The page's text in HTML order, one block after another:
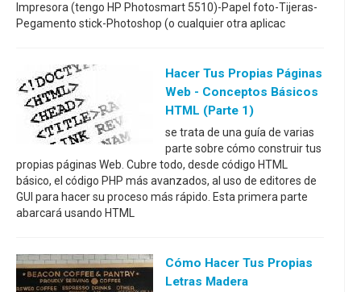
Impresora (tengo HP Photosmart 5510)-Papel foto-Tijeras-
Pegamento stick-Photoshop (o cualquier otra aplicac
Hacer Tus Propias Páginas
Web - Conceptos Básicos
HTML (parte 1)
se trata de una guía de varias
parte sobre cómo construir tus
propias páginas Web. Cubre todo, desde código HTML
básico, el código PHP más avanzados, al uso de editores de
GUI para hacer su proceso más rápido. Esta primera parte
abarcará usando HTML
Cómo Hacer Tus Propias
Letras Madera